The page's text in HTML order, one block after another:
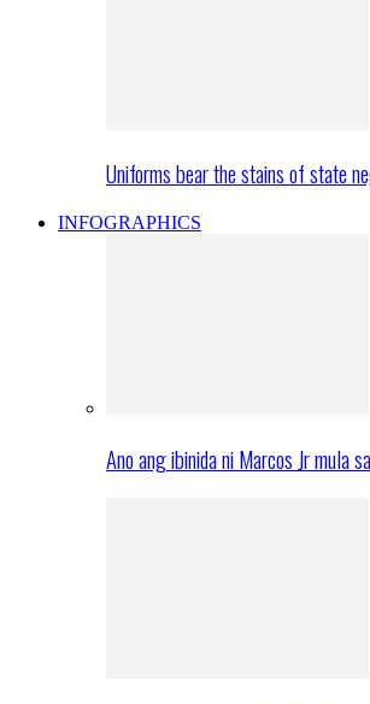
Uniforms bear the stains of state
INFOGRAPHICS
Ano ang ibinida ni Marcos Jr mula